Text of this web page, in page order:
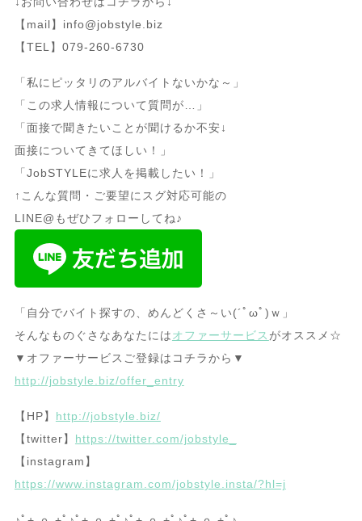
【mail】info@jobstyle.biz
【TEL】079-260-6730
「私にピッタリのアルバイトないかな～」
「この求人情報について質問が…」
「面接で聞きたいことが聞けるか不安↓
面接についてきてほしい！」
「JobSTYLEに求人を掲載したい！」
↑こんな質問・ご要望にスグ対応可能の
LINE@もぜひフォローしてね♪
「自分でバイト探すの、めんどくさ～い(´ﾟωﾟ)ｗ」
そんなものぐさなあなたにはオファーサービス がオススメ☆
▼オファーサービスご登録はコチラから▼
http://jobstyle.biz/offer_entry
【HP】 http://jobstyle.biz/
【twitter】 https://twitter.com/jobstyle_
【instagram】
https://www.instagram.com/jobstyle.insta/?hl=j